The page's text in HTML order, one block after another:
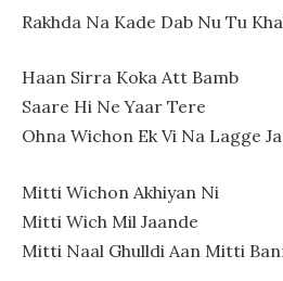
Rakhda Na Kade Dab Nu Tu
Haan Sirra Koka Att Bamb
Saare Hi Ne Yaar Tere
Ohna Wichon Ek Vi Na Lagge
Mitti Wichon Akhiyan Ni
Mitti Wich Mil Jaande
Mitti Naal Ghulldi Aan Mitti